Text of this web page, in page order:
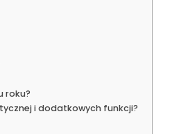
roku?
i dodatkowych funkcji?